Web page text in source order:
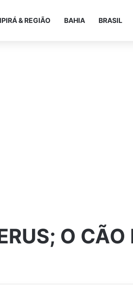
IPIRÁ & REGIÃO BAHIA BRASIL
O